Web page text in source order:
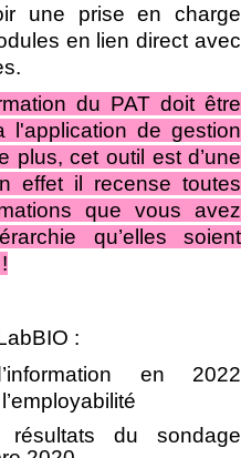
une prise en charge
en lien direct avec
du PAT doit être
l'application de gestion
plus, cet outil est d’une
effet il recense toutes
que vous avez
qu’elles soient
:
en 2022
résultats du sondage